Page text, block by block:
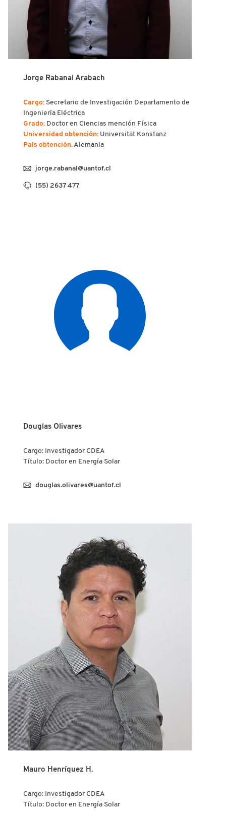
Jorge Rabanal Arabach
Cargo: Secretario de Investigación Departamento de
Ingeniería Eléctrica
Grado: Doctor en Ciencias mención Física
Universidad obtención: Universität Konstanz
País obtención: Alemania
jorge.rabanal@uantof.cl
(55) 2637 477
Douglas Olivares
Cargo: Investigador CDEA
Título: Doctor en Energía Solar
douglas.olivares@uantof.cl
Mauro Henríquez H.
Cargo: Investigador CDEA
Título: Doctor en Energía Solar